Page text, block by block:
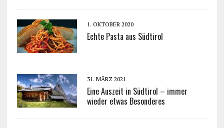
1. OKTOBER 2020
Echte Pasta aus Südtirol
31. MÄRZ 2021
Eine Auszeit in Südtirol – immer
wieder etwas Besonderes